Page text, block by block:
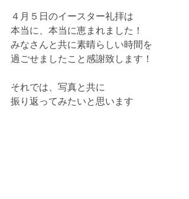
４月５日のイースター礼拝は
本当に、本当に恵まれました！
みなさんと共に素晴らしい時間を
過ごせましたこと感謝致します！
それでは、写真と共に
振り返ってみたいと思います